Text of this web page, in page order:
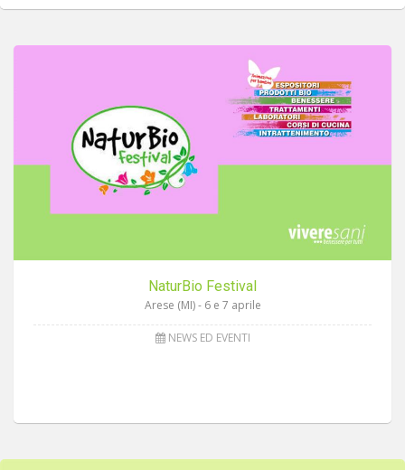
NaturBio Festival
Arese (MI) - 6 e 7 aprile
NEWS ED EVENTI